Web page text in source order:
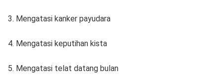
3. Mengatasi kanker payudara
4. Mengatasi keputihan kista
5. Mengatasi telat datang bulan